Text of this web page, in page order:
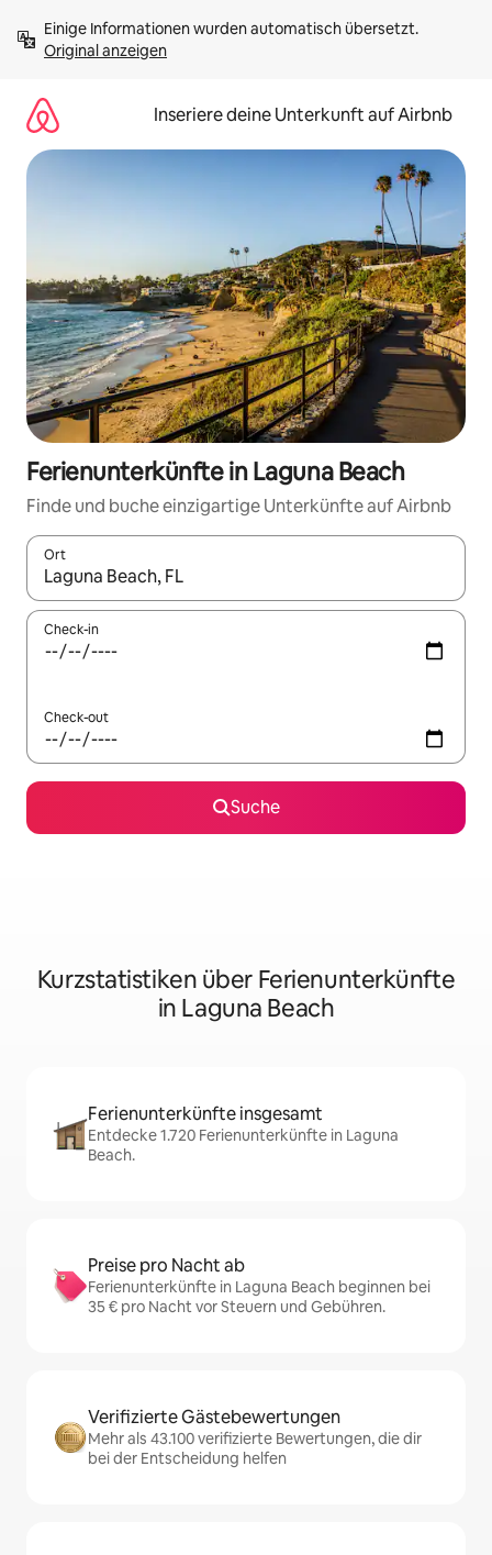
Inhalten
springenOriginal anzeigen
Inseriere deine Unterkunft auf Airbnb
Ferienunterkünfte in Laguna Beach
Finde und buche einzigartige Unterkünfte auf Airbnb
Ort
Wenn Ergebnisse verfügbar sind, navigiere mit den
Check-in
Check-out
Suche
Kurzstatistiken über Ferienunterkünfte
in Laguna Beach
Ferienunterkünfte insgesamt
Entdecke 1.720 Ferienunterkünfte in Laguna
Beach.
Preise pro Nacht ab
Ferienunterkünfte in Laguna Beach beginnen bei
35 € pro Nacht vor Steuern und Gebühren.
Verifizierte Gästebewertungen
Mehr als 43.100 verifizierte Bewertungen, die dir
bei der Entscheidung helfen